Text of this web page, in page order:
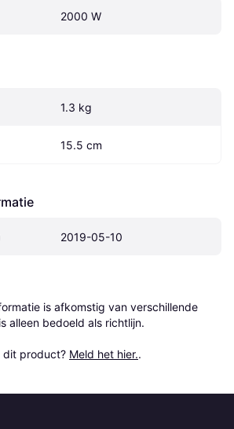
2000 W
1.3 kg
15.5 cm
2019-05-10
is afkomstig van verschillende
alleen bedoeld als richtlijn.
dit product? Meld het hier..